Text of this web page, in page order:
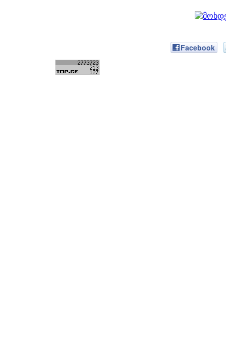
Facebook